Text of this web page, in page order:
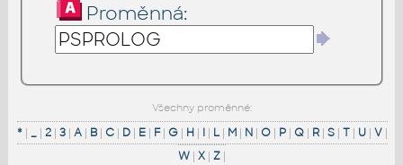
Proměnná:
Všechny proměnné:
*| _| 2| 3| A| B| C| D| E| F| G| H| I| L| M| N| O| P| Q| R| S| T| U| V|
W | X | Z |